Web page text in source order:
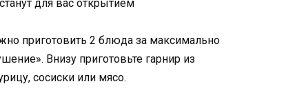
приготовить 2 блюда за максимально
Внизу приготовьте гарнир из
сосиски или мясо.